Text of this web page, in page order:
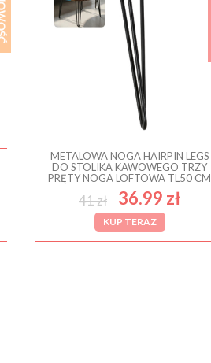
METALOWA NOGA HAIRPIN LEGS
DO STOLIKA KAWOWEGO TRZY
PRĘTY NOGA LOFTOWA TL50 CM
41 zł 36.99 zł
KUP TERAZ